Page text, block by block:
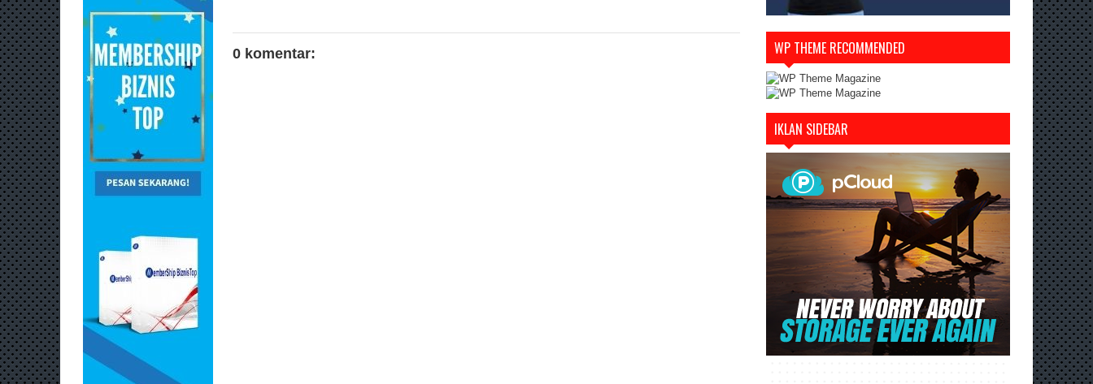
0 komentar: WP THEME RECOMMENDED
IKLAN SIDEBAR